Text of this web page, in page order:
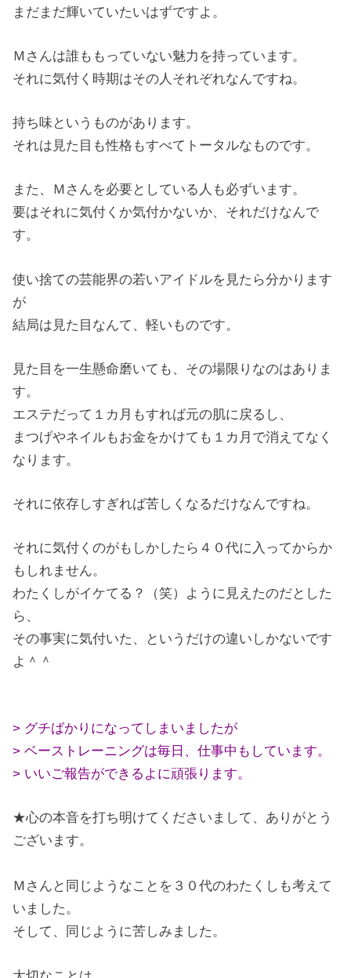
まだまだ輝いていたいはずですよ。
Ｍさんは誰ももっていない魅力を持っています。
それに気付く時期はその人それぞれなんですね。
持ち味というものがあります。
それは見た目も性格もすべてトータルなものです。
また、Ｍさんを必要としている人も必ずいます。
要はそれに気付くか気付かないか、それだけなんで
す。
使い捨ての芸能界の若いアイドルを見たら分かります
が
結局は見た目なんて、軽いものです。
見た目を一生懸命磨いても、その場限りなのはありま
す。
エステだって１カ月もすれば元の肌に戻るし、
まつげやネイルもお金をかけても１カ月で消えてなく
なります。
それに依存しすぎれば苦しくなるだけなんですね。
それに気付くのがもしかしたら４０代に入ってからか
もしれません。
わたくしがイケてる？（笑）ように見えたのだとした
ら、
その事実に気付いた、というだけの違いしかないです
よ＾＾
> グチばかりになってしまいましたが
> ベーストレーニングは毎日、仕事中もしています。
> いいご報告ができるよに頑張ります。
★心の本音を打ち明けてくださいまして、ありがとう
ございます。
Ｍさんと同じようなことを３０代のわたくしも考えて
いました。
そして、同じように苦しみました。